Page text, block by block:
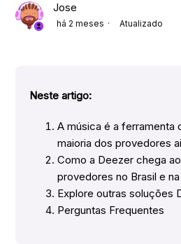
Jose
há 2 meses Atualizado
Neste artigo:
A música é a ferramenta
maioria dos provedores
Como a Deezer chega
provedores no Brasil e
Explore outras soluções
Perguntas Frequentes